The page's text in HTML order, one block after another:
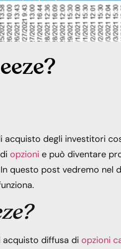
acquisto degli investitori
opzioni e può diventare
questo post vedremo nel
acquisto diffusa di opzioni